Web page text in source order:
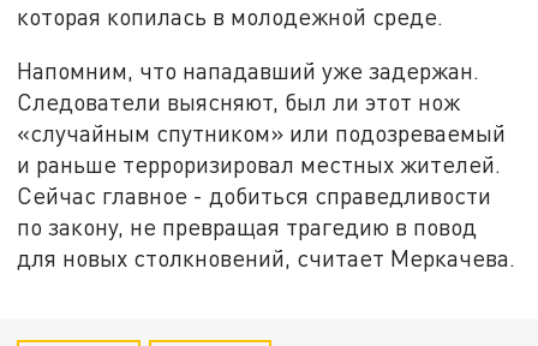
которая копилась в молодежной среде.
Напомним, что нападавший уже задержан.
Следователи выясняют, был ли этот нож
«случайным спутником» или подозреваемый
и раньше терроризировал местных жителей.
Сейчас главное - добиться справедливости
по закону, не превращая трагедию в повод
для новых столкновений, считает Меркачева.